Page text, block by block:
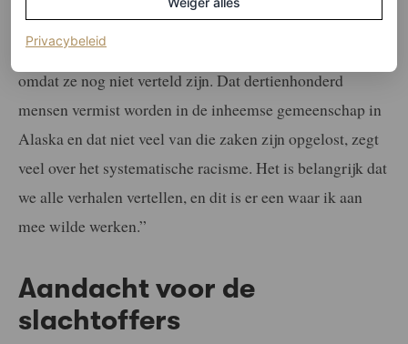
gaan. Het was belangrijk voor ons om de verhalen van de
vrouwen uit deze specifieke gemeenschap te vertellen,
omdat ze nog niet verteld zijn. Dat dertienhonderd
mensen vermist worden in de inheemse gemeenschap in
Alaska en dat niet veel van die zaken zijn opgelost, zegt
veel over het systematische racisme. Het is belangrijk dat
we alle verhalen vertellen, en dit is er een waar ik aan
mee wilde werken.”
Aandacht voor de
slachtoffers
Privacybeleid